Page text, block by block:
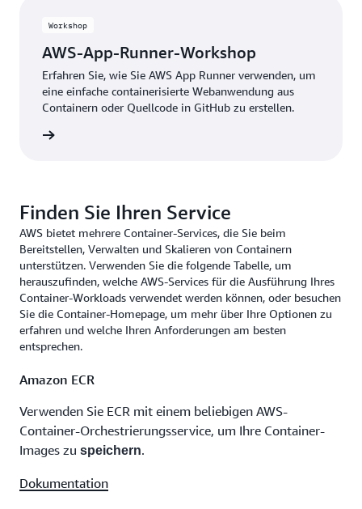
Workshop
AWS-App-Runner-Workshop
Erfahren Sie, wie Sie AWS App Runner verwenden, um
eine einfache containerisierte Webanwendung aus
Containern oder Quellcode in GitHub zu erstellen.
Finden Sie Ihren Service
AWS bietet mehrere Container-Services, die Sie beim
Bereitstellen, Verwalten und Skalieren von Containern
unterstützen. Verwenden Sie die folgende Tabelle, um
herauszufinden, welche AWS-Services für die Ausführung Ihres
Container-Workloads verwendet werden können, oder besuchen
Sie die Container-Homepage, um mehr über Ihre Optionen zu
erfahren und welche Ihren Anforderungen am besten
entsprechen.
Amazon ECR
Verwenden Sie ECR mit einem beliebigen AWS-
Container-Orchestrierungsservice, um Ihre Container-
Images zu speichern.
Dokumentation